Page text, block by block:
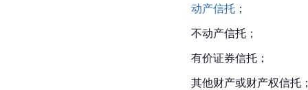
动产信托 ；
不动产信托；
有价证券信托；
其他财产或财产权信托